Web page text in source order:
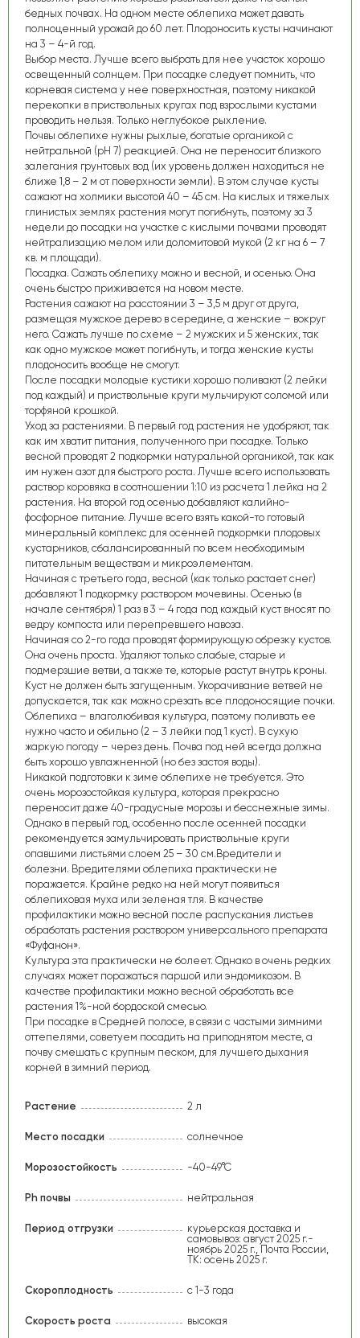
бедных почвах. На одном месте облепиха может давать
полноценный урожай до 60 лет. Плодоносить кусты начинают
на 3 – 4-й год.
Выбор места. Лучше всего выбрать для нее участок хорошо
освещенный солнцем. При посадке следует помнить, что
корневая система у нее поверхностная, поэтому никакой
перекопки в приствольных кругах под взрослыми кустами
проводить нельзя. Только неглубокое рыхление.
Почвы облепихе нужны рыхлые, богатые органикой с
нейтральной (рН 7) реакцией. Она не переносит близкого
залегания грунтовых вод (их уровень должен находиться не
ближе 1,8 – 2 м от поверхности земли). В этом случае кусты
сажают на холмики высотой 40 – 45 см. На кислых и тяжелых
глинистых землях растения могут погибнуть, поэтому за 3
недели до посадки на участке с кислыми почвами проводят
нейтрализацию мелом или доломитовой мукой (2 кг на 6 – 7
кв. м площади).
Посадка. Сажать облепиху можно и весной, и осенью. Она
очень быстро приживается на новом месте.
Растения сажают на расстоянии 3 – 3,5 м друг от друга,
размещая мужское дерево в середине, а женские – вокруг
него. Сажать лучше по схеме – 2 мужских и 5 женских, так
как одно мужское может погибнуть, и тогда женские кусты
плодоносить вообще не смогут.
После посадки молодые кустики хорошо поливают (2 лейки
под каждый) и приствольные круги мульчируют соломой или
торфяной крошкой.
Уход за растениями. В первый год растения не удобряют, так
как им хватит питания, полученного при посадке. Только
весной проводят 2 подкормки натуральной органикой, так как
им нужен азот для быстрого роста. Лучше всего использовать
раствор коровяка в соотношении 1:10 из расчета 1 лейка на 2
растения. На второй год осенью добавляют калийно-
фосфорное питание. Лучше всего взять какой-то готовый
минеральный комплекс для осенней подкормки плодовых
кустарников, сбалансированный по всем необходимым
питательным веществам и микроэлементам.
Начиная с третьего года, весной (как только растает снег)
добавляют 1 подкормку раствором мочевины. Осенью (в
начале сентября) 1 раз в 3 – 4 года под каждый куст вносят по
ведру компоста или перепревшего навоза.
Начиная со 2-го года проводят формирующую обрезку кустов.
Она очень проста. Удаляют только слабые, старые и
подмерзшие ветви, а также те, которые растут внутрь кроны.
Куст не должен быть загущенным. Укорачивание ветвей не
допускается, так как можно срезать все плодоносящие почки.
Облепиха – влаголюбивая культура, поэтому поливать ее
нужно часто и обильно (2 – 3 лейки под 1 куст). В сухую
жаркую погоду – через день. Почва под ней всегда должна
быть хорошо увлажненной (но без застоя воды).
Никакой подготовки к зиме облепихе не требуется. Это
очень морозостойкая культура, которая прекрасно
переносит даже 40-градусные морозы и бесснежные зимы.
Однако в первый год, особенно после осенней посадки
рекомендуется замульчировать приствольные круги
опавшими листьями слоем 25 – 30 см.Вредители и
болезни. Вредителями облепиха практически не
поражается. Крайне редко на ней могут появиться
облепиховая муха или зеленая тля. В качестве
профилактики можно весной после распускания листьев
обработать растения раствором универсального препарата
«Фуфанон».
Культура эта практически не болеет. Однако в очень редких
случаях может поражаться паршой или эндомикозом. В
качестве профилактики можно весной обработать все
растения 1%-ной бордоской смесью.
При посадке в Средней полосе, в связи с частыми зимними
оттепелями, советуем посадить на приподнятом месте, а
почву смешать с крупным песком, для лучшего дыхания
корней в зимний период.
Растение 2 л
Место посадки солнечное
Морозостойкость -40-49°C
Ph почвы нейтральная
Период отгрузки
курьерская доставка и
самовывоз: август 2025 г.-
ноябрь 2025 г., Почта России,
ТК: осень 2025 г.
Скороплодность с 1-3 года
Скорость роста высокая